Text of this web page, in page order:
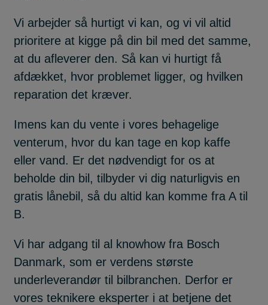
Vi arbejder så hurtigt vi kan, og vi vil altid
prioritere at kigge på din bil med det samme,
at du afleverer den. Så kan vi hurtigt få
afdækket, hvor problemet ligger, og hvilken
reparation det kræver.
Imens kan du vente i vores behagelige
venterum, hvor du kan tage en kop kaffe
eller vand. Er det nødvendigt for os at
beholde din bil, tilbyder vi dig naturligvis en
gratis lånebil, så du altid kan komme fra A til
B.
Vi har adgang til al knowhow fra Bosch
Danmark, som er verdens største
underleverandør til bilbranchen. Derfor er
vores teknikere eksperter i at betjene det